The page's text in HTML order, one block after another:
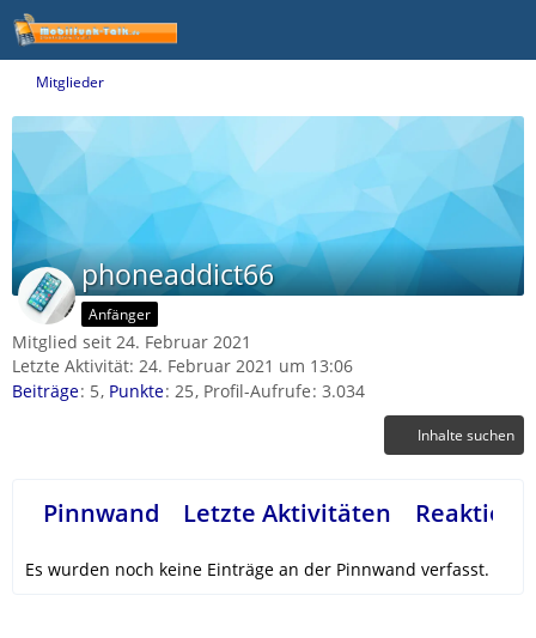
Mitglieder
phoneaddict66
Anfänger
Mitglied seit 24. Februar 2021
Letzte Aktivität: 24. Februar 2021 um 13:06
Beiträge 5 Punkte 25 Profil-Aufrufe 3.034
Inhalte suchen
Pinnwand Letzte Aktivitäten
Es wurden noch keine Einträge an der Pinnwand verfasst.